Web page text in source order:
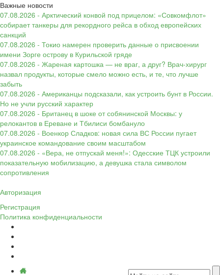
Важные новости
07.08.2026 - Арктический конвой под прицелом: «Совкомфлот»
собирает танкеры для рекордного рейса в обход европейских
санкций
07.08.2026 - Токио намерен проверить данные о присвоении
имени Зорге острову в Курильской гряде
07.08.2026 - Жареная картошка — не враг, а друг? Врач-хирург
назвал продукты, которые смело можно есть, и те, что лучше
забыть
07.08.2026 - Американцы подсказали, как устроить бунт в России.
Но не учли русский характер
07.08.2026 - Британец в шоке от собянинской Москвы: у
релокантов в Ереване и Тбилиси бомбануло
07.08.2026 - Военкор Сладков: новая сила ВС России пугает
украинское командование своим масштабом
07.08.2026 - «Вера, не отпускай меня!»: Одесские ТЦК устроили
показательную мобилизацию, а девушка стала символом
сопротивления
Авторизация
Регистрация
Политика конфиденциальности